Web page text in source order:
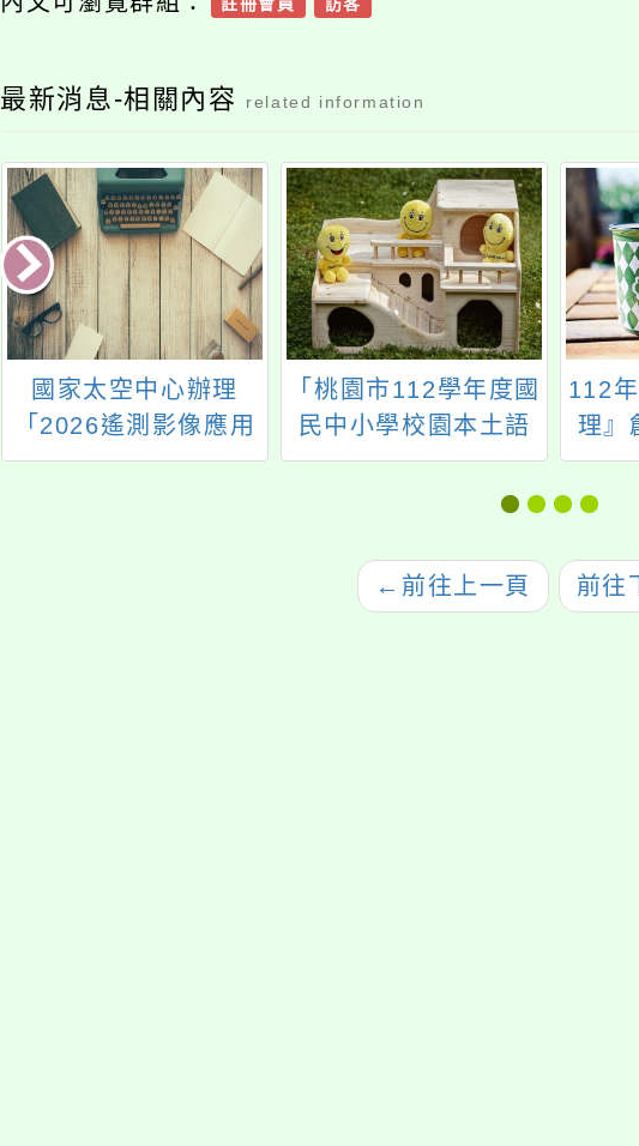
最新消息-相關內容 related information
國家太空中心辦理
「2026遙測影像應用
研習營」
「桃園市112學年度國
民中小學校園本土語
言新聞小主播活動」
112
理』
← 前往上一頁 前往